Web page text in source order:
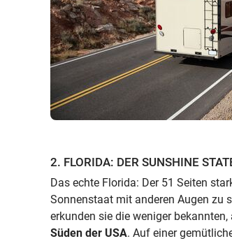
2. FLORIDA: DER SUNSHINE
Das echte Florida: Der 51 Seiten
Sonnenstaat mit anderen Augen zu
erkunden sie die weniger bekannten,
Süden der USA. Auf einer